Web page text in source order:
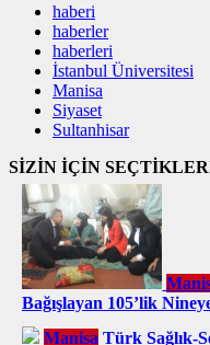
haberi
haberler
haberleri
İstanbul Üniversitesi
Manisa
Siyaset
Sultanhisar
SİZİN İÇİN
Bağışlayan 105’lik
Manisa Türk Sağlık-